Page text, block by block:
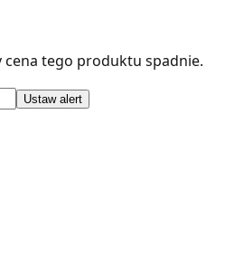
cena tego produktu spadnie.
Ustaw alert